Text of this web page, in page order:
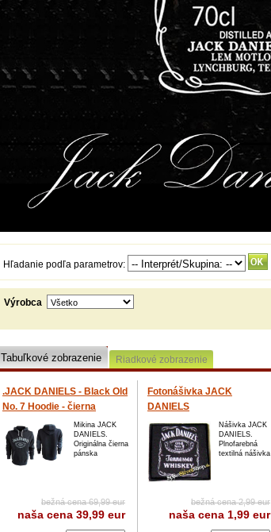
Hľadanie podľa parametrov:
Výrobca
Tabuľkové zobrazenie Riadkové zobrazenie
.JACK DANIELS - Black Old
No. 7 Hoodie - čierna
pánska mikina
(-50%=VÝPREDAJ)
Mikina JACK
DANIELS.
Originálna čierna
pánska
bežná cena 69,99 eur
naša cena 39,99 eur
Fotonášivka JACK
DANIELS
Nášivka JACK
DANIELS.
Plnofarebná
textilná nášivka
bežná cena 2,99 eur
naša cena 1,99 eur